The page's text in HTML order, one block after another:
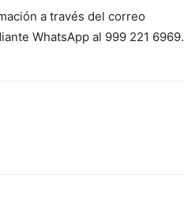
a través del correo
WhatsApp al 999 221 6969.